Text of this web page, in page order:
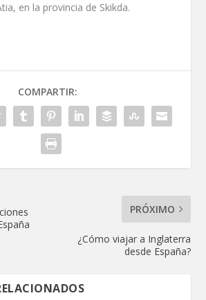
en la provincia de Skikda.
COMPARTIR:
PRÓXIMO
¿Cómo viajar a Inglaterra
desde España?